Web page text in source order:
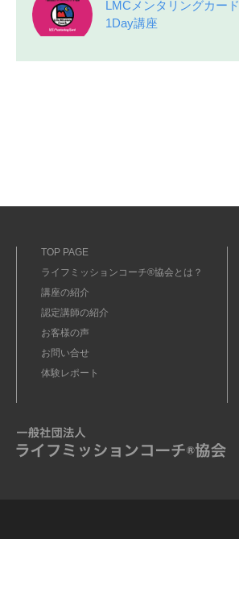
LMCメンタリングカード
1Day講座
TOP PAGE
ライフミッションコーチ®協会とは？
講座の紹介
認定講師の紹介
お客様の声
お問い合せ
体験レポート